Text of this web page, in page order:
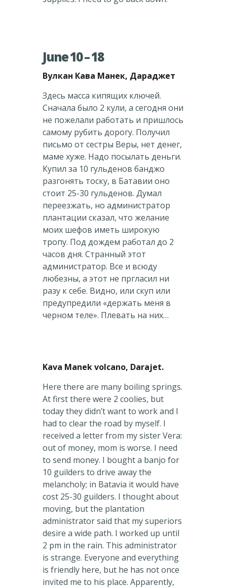
June 10 – 18
Вулкан Кава Манек, Дараджет
Здесь масса кипящих ключей.
Сначала было 2 кули, а сегодня они
не пожелали работать и пришлось
самому рубить дорогу. Получил
письмо от сестры Веры, нет денег,
маме хуже. Надо посылать деньги.
Купил за 10 гульденов банджо
разгонять тоску, в Батавии оно
стоит 25-30 гульденов. Думал
переезжать, но администратор
плантации сказал, что желание
моих шефов иметь широкую
тропу. Под дождем работал до 2
часов дня. Странный этот
администратор. Все и всюду
любезны, а этот не пргласил ни
разу к себе. Видно, или скуп или
предупредили «держать меня в
черном теле». Плевать на них…
Kava Manek volcano, Darajet.
Here there are many boiling springs.
At first there were 2 coolies, but
today they didn’t want to work and I
had to clear the road by myself. I
received a letter from my sister Vera:
out of money, mom is worse. I need
to send money. I bought a banjo for
10 guilders to drive away the
melancholy; in Batavia it would have
cost 25-30 guilders. I thought about
moving, but the plantation
administrator said that my superiors
desire a wide path. I worked up until
2 pm in the rain. This administrator
is strange. Everyone and everything
is friendly here, but he has not once
invited me to his place. Apparently,